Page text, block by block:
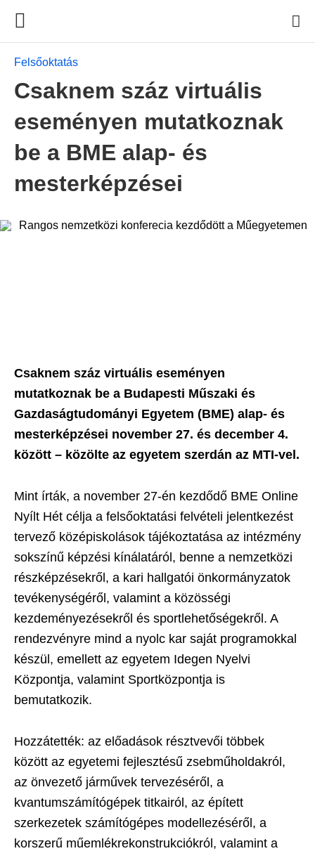
Felsőoktatás
Csaknem száz virtuális
eseményen mutatkoznak
be a BME alap- és
mesterképzései
Csaknem száz virtuális eseményen
mutatkoznak be a Budapesti Műszaki és
Gazdaságtudományi Egyetem (BME) alap- és
mesterképzései november 27. és december 4.
között – közölte az egyetem szerdán az MTI-vel.
Mint írták, a november 27-én kezdődő BME Online
Nyílt Hét célja a felsőoktatási felvételi jelentkezést
tervező középiskolások tájékoztatása az intézmény
sokszínű képzési kínálatáról, benne a nemzetközi
részképzésekről, a kari hallgatói önkormányzatok
tevékenységéről, valamint a közösségi
kezdeményezésekről és sportlehetőségekről. A
rendezvényre mind a nyolc kar saját programokkal
készül, emellett az egyetem Idegen Nyelvi
Központja, valamint Sportközpontja is
bemutatkozik.
Hozzátették: az előadások résztvevői többek
között az egyetemi fejlesztésű zsebműholdakról,
az önvezető járművek tervezéséről, a
kvantumszámítógépek titkairól, az épített
szerkezetek számítógépes modellezéséről, a
korszerű műemlékrekonstrukciókról, valamint a